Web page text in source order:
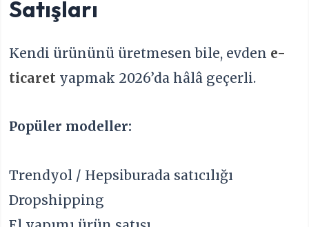
Satışları
Kendi ürününü üretmesen bile, evden e-
ticaret yapmak 2026’da hâlâ geçerli.
Popüler modeller:
Trendyol / Hepsiburada satıcılığı
Dropshipping